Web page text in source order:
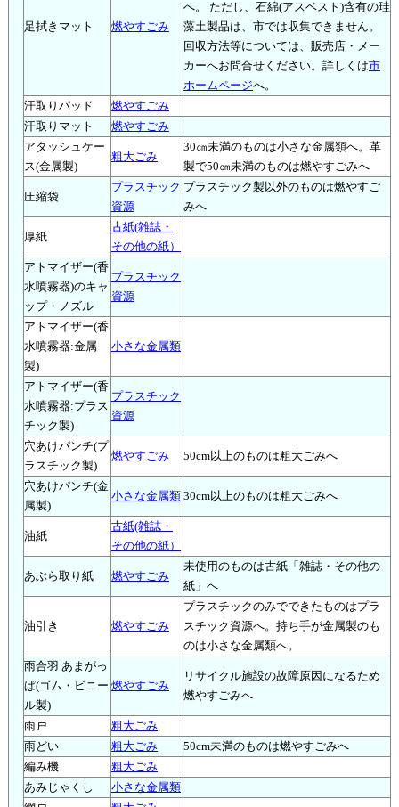
足拭きマット 燃やすごみ
へ。 ただし、石綿(アスベスト)含有の珪
藻土製品は、市では収集できません。
回収方法等については、販売店・メー
カーへお問合せください。詳しくは市
ホームページへ。
汗取りパッド
燃やすごみ
汗取りマット
燃やすごみ
アタッシュケー
ス(金属製)
粗大ごみ
30㎝未満のものは小さな金属類へ。革
製で50㎝未満のものは燃やすごみへ
圧縮袋
プラスチック
資源
プラスチック製以外のものは燃やすご
みへ
厚紙
古紙(雑誌・
その他の紙）
アトマイザー(香
水噴霧器)のキャ
ップ・ノズル
プラスチック
資源
アトマイザー(香
水噴霧器:金属
製)
小さな金属類
アトマイザー(香
水噴霧器:プラス
チック製)
プラスチック
資源
穴あけパンチ(プ
ラスチック製)
燃やすごみ 50cm以上のものは粗大ごみへ
穴あけパンチ(金
属製)
小さな金属類 30cm以上のものは粗大ごみへ
油紙
古紙(雑誌・
その他の紙）
あぶら取り紙 燃やすごみ
未使用のものは古紙「雑誌・その他の
紙」へ
油引き 燃やすごみ
プラスチックのみでできたものはプラ
スチック資源へ。持ち手が金属製のも
のは小さな金属類へ。
雨合羽 あまがっ
ぱ(ゴム・ビニー
ル製)
燃やすごみ
リサイクル施設の故障原因になるため
燃やすごみへ
雨戸
粗大ごみ
雨どい
粗大ごみ
50cm未満のものは燃やすごみへ
編み機
粗大ごみ
あみじゃくし
小さな金属類